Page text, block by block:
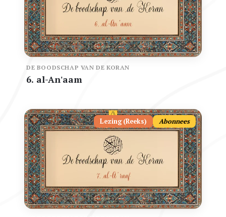
DE BOODSCHAP VAN DE KORAN
6. al-An'aam
Lezing (Reeks) Abonnees